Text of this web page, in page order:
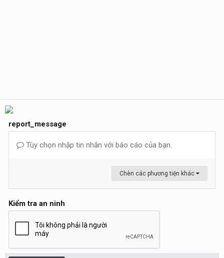
report_message
Tùy chọn nhập tin nhắn với báo cáo của bạn.
Chèn các phương tiện khác
Kiểm tra an ninh